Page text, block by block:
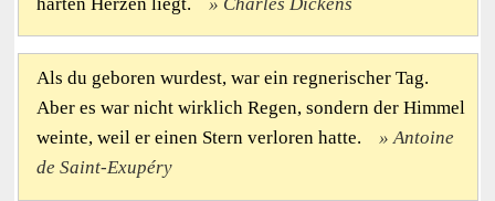
Als du geboren wurdest, war ein regnerischer Tag.
Aber es war nicht wirklich Regen, sondern der Himmel
weinte, weil er einen Stern verloren hatte.
Antoine
de Saint-Exupéry